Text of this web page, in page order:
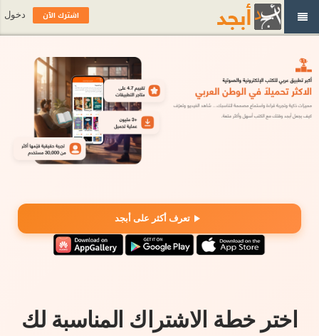
تعرف أكثر على أبجد
اختر خطة الاشتراك المناسبة لك
اشترك الآن دخول